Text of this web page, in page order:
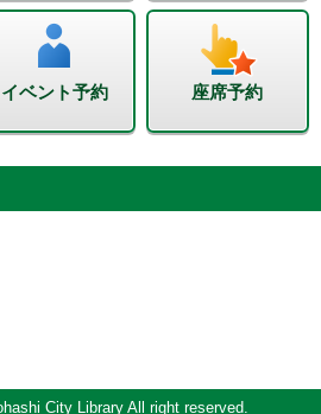
イベント予約 座席予約
City Library All right reserved.